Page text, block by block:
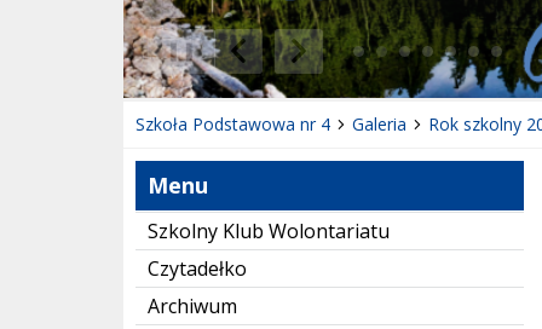
Poprzedni Element
Następny Element
❚❚
Szkoła Podstawowa nr 4 Galeria Rok szkolny
Menu
Szkolny Klub Wolontariatu
Czytadełko
Archiwum